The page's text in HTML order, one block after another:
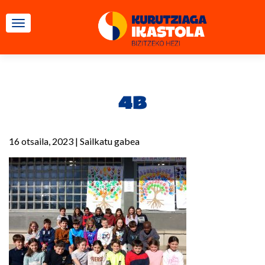
TOGGLE NAVIGATION
4B
16 otsaila, 2023 | Sailkatu gabea